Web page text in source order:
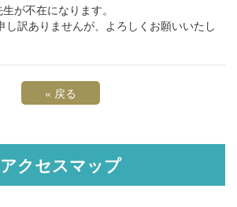
が不在になります。
し訳ありませんが、よろしくお願いいたし
« 戻る
アクセスマップ